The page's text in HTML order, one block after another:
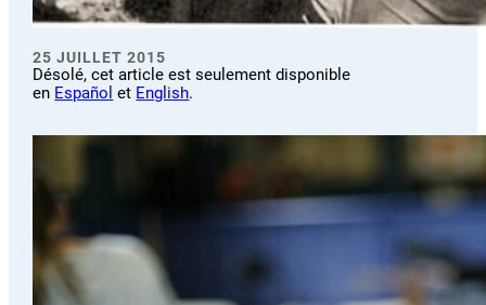
25 JUILLET 2015
Désolé, cet article est seulement disponible
en Español et English.